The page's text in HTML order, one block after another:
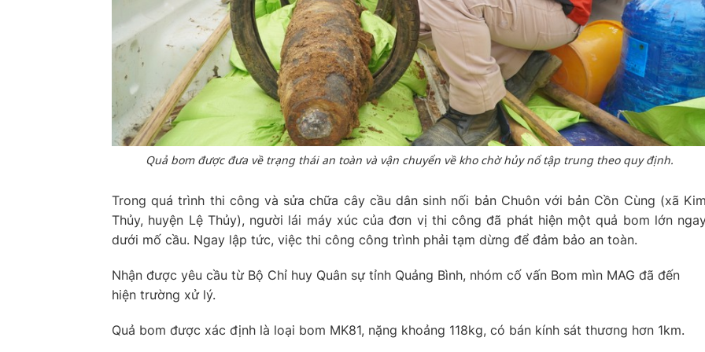
Quả bom được đưa về trạng thái an toàn và vận chuyển về kho chờ hủy nổ tập trung theo quy định.
Trong quá trình thi công và sửa chữa cây cầu dân sinh nối bản Chuôn với bản Cồn Cùng (xã
Thủy, huyện Lệ Thủy), người lái máy xúc của đơn vị thi công đã phát hiện một quả bom lớn
dưới mố cầu. Ngay lập tức, việc thi công công trình phải tạm dừng để đảm bảo an toàn.
Nhận được yêu cầu từ Bộ Chỉ huy Quân sự tỉnh Quảng Bình, nhóm cố vấn Bom mìn MAG đã đến
hiện trường xử lý.
Quả bom được xác định là loại bom MK81, nặng khoảng 118kg, có bán kính sát thương hơn 1km.